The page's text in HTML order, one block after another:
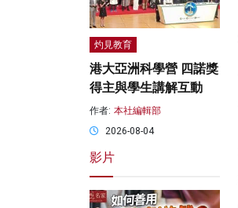
灼見教育
港大亞洲科學營 四諾獎
得主與學生講解互動
作者: 本社編輯部
2026-08-04
影片